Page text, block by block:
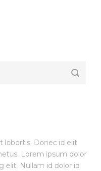
lobortis. Donec id elit
Lorem ipsum dolor
elit. Nullam id dolor id